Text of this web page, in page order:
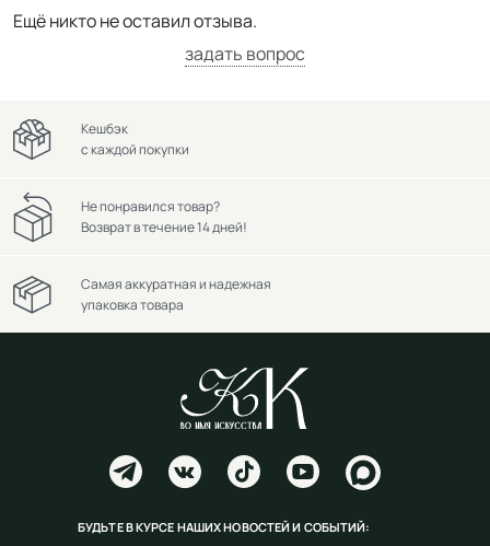
Ещё никто не оставил отзыва.
задать вопрос
Кешбэк
с каждой покупки
Не понравился товар?
Возврат в течение 14 дней!
Самая аккуратная и надежная
упаковка товара
БУДЬТЕ В КУРСЕ НАШИХ НОВОСТЕЙ И СОБЫТИЙ: